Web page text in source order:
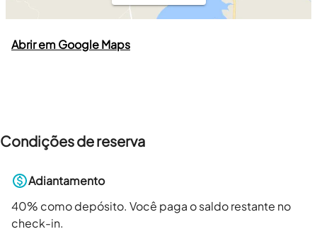
Abrir em Google Maps
Condições de reserva
Adiantamento
40% como depósito. Você paga o saldo restante no
check-in.